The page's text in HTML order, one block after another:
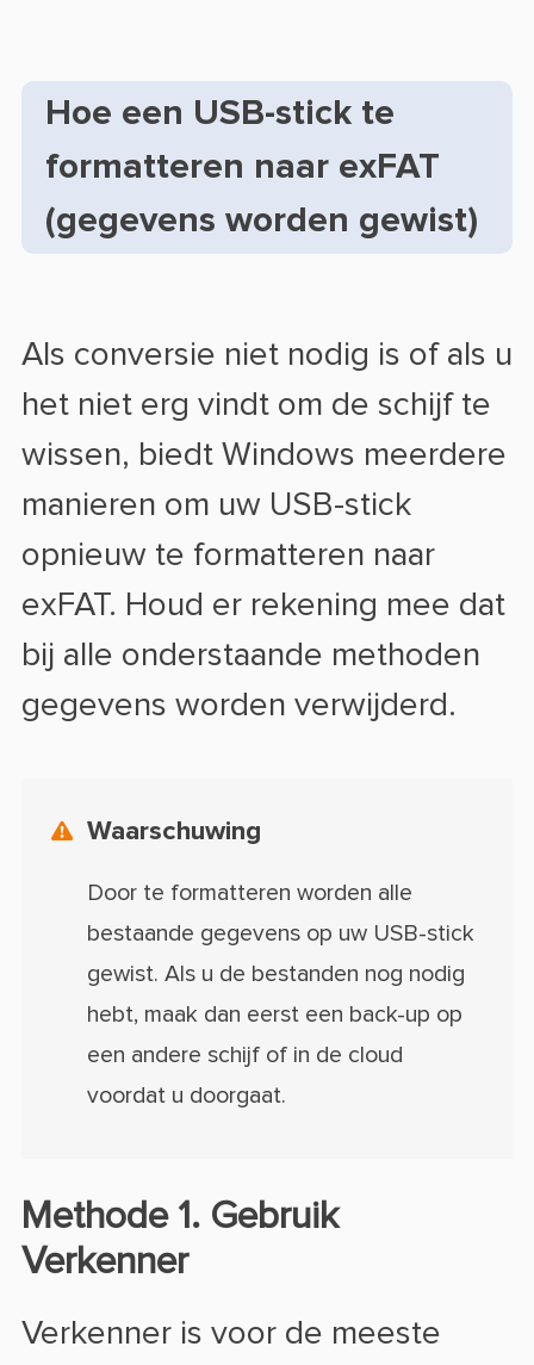
Hoe een USB-stick te
formatteren naar exFAT
(gegevens worden gewist)
Als conversie niet nodig is of als u
het niet erg vindt om de schijf te
wissen, biedt Windows meerdere
manieren om uw USB-stick
opnieuw te formatteren naar
exFAT. Houd er rekening mee dat
bij alle onderstaande methoden
gegevens worden verwijderd.
 Waarschuwing
Door te formatteren worden alle
bestaande gegevens op uw USB-stick
gewist. Als u de bestanden nog nodig
hebt, maak dan eerst een back-up op
een andere schijf of in de cloud
voordat u doorgaat.
Methode 1. Gebruik
Verkenner
Verkenner is voor de meeste